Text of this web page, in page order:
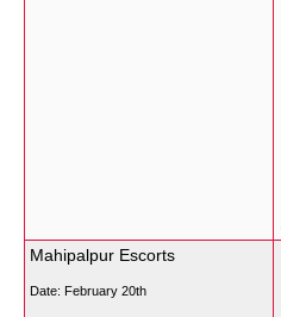
Mahipalpur Escorts
Date: February 20th